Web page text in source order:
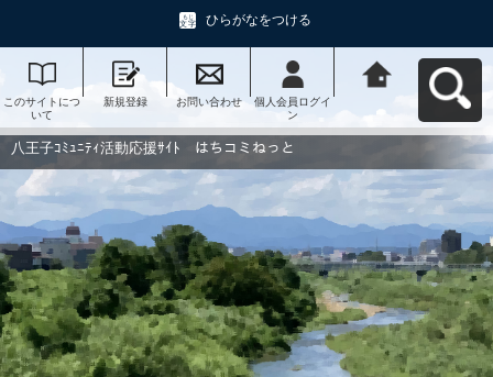
ひらがなをつける
このサイトにつ
いて
新規登録 お問い合わせ
個人会員ログイ
ン
動応援ｻｲﾄ はち
コミねっとへ戻
八王子ｺﾐｭﾆﾃｨ活動応援ｻｲﾄ はちコミねっと